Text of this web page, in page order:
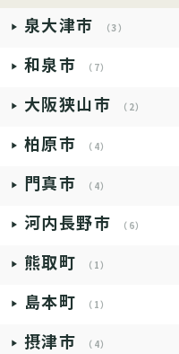
泉大津市 （3）
和泉市 （7）
大阪狭山市 （2）
柏原市 （4）
門真市 （4）
河内長野市 （6）
熊取町 （1）
島本町 （1）
摂津市 （4）